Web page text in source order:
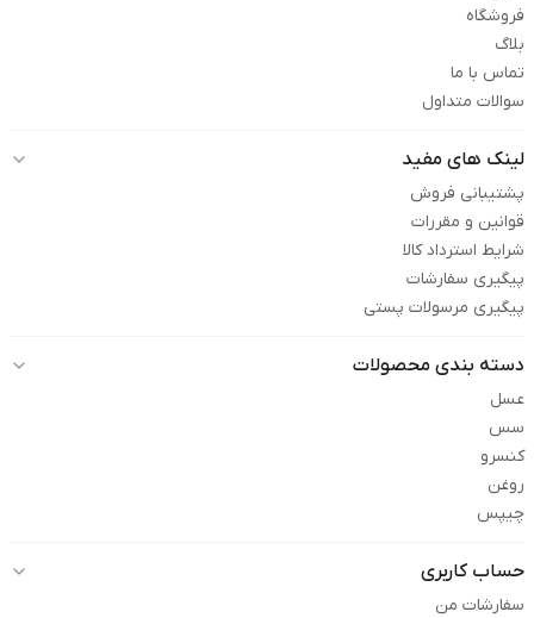
فروشگاه
بلاگ
تماس با ما
سوالات متداول
لینک های مفید
پشتیبانی فروش
قوانین و مقررات
شرایط استرداد کالا
پیگیری سفارشات
پیگیری مرسولات پستی
دسته بندی محصولات
عسل
سس
کنسرو
روغن
چیپس
حساب کاربری
سفارشات من